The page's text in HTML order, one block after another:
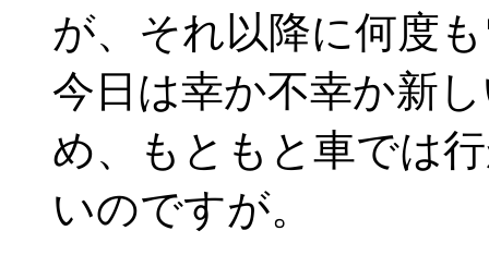
が、それ以降に何度
今日は幸か不幸か新
め、もともと車では
いのですが。